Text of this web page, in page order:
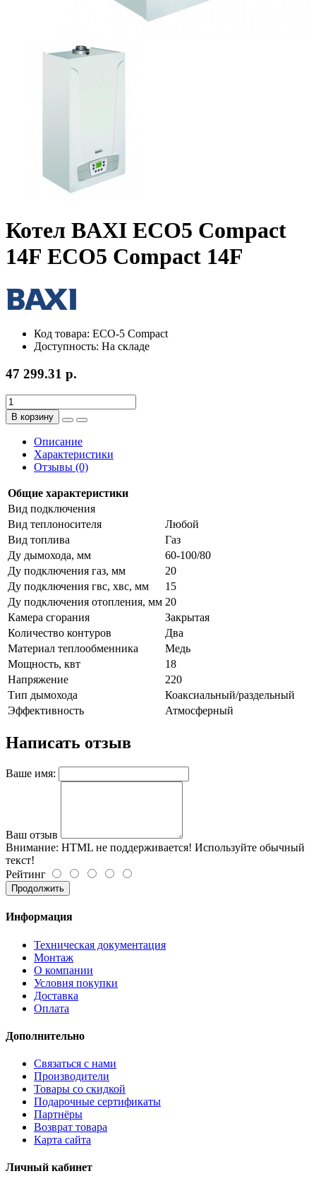
Котел BAXI ECO5 Compact
14F ECO5 Compact 14F
Код товара: ECO-5 Compact
Доступность: На складе
47 299.31 р.
В корзину
Описание
Характеристики
Отзывы (0)
Общие характеристики
Вид подключения
Вид теплоносителя
Любой
Вид топлива
Газ
Ду дымохода, мм
60-100/80
Ду подключения газ, мм
20
Ду подключения гвс, хвс, мм
15
Ду подключения отопления, мм 20
Камера сгорания
Закрытая
Количество контуров
Два
Материал теплообменника
Медь
Мощность, квт
18
Напряжение
220
Тип дымохода
Коаксиальный/раздельный
Эффективность
Атмосферный
Написать отзыв
Ваше имя:
Ваш отзыв
Внимание: HTML не поддерживается! Используйте обычный
текст!
Рейтинг
Продолжить
Информация
Техническая документация
Монтаж
О компании
Условия покупки
Доставка
Оплата
Дополнительно
Связаться с нами
Производители
Товары со скидкой
Подарочные сертификаты
Партнёры
Возврат товара
Карта сайта
Личный кабинет